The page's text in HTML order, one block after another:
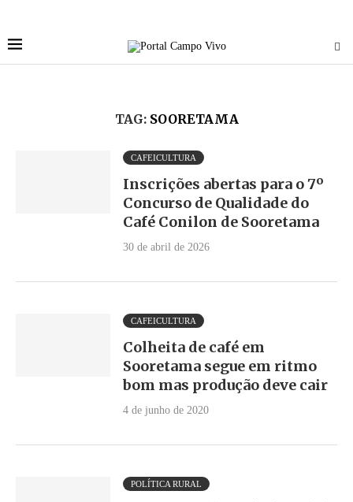
TAG: SOORETAMA
CAFEICULTURA
Inscrições abertas para o 7º
Concurso de Qualidade do
Café Conilon de Sooretama
30 de abril de 2026
CAFEICULTURA
Colheita de café em
Sooretama segue em ritmo
bom mas produção deve cair
4 de junho de 2020
POLÍTICA RURAL